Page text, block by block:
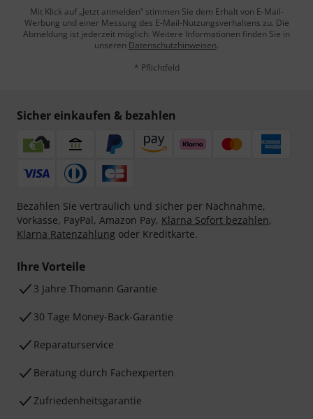
Mit Klick auf „Jetzt anmelden“ stimmen Sie dem Erhalt von E-Mail-
Werbung und einer Messung des E-Mail-Nutzungsverhaltens zu. Die
Abmeldung ist jederzeit möglich. Weitere Informationen finden Sie in
unseren Datenschutzhinweisen.
* Pflichtfeld
Sicher einkaufen & bezahlen
Bezahlen Sie vertraulich und sicher per Nachnahme,
Vorkasse, PayPal, Amazon Pay, Klarna Sofort bezahlen,
Klarna Ratenzahlung oder Kreditkarte.
Ihre Vorteile
3 Jahre Thomann Garantie
30 Tage Money-Back-Garantie
Reparaturservice
Beratung durch Fachexperten
Zufriedenheitsgarantie